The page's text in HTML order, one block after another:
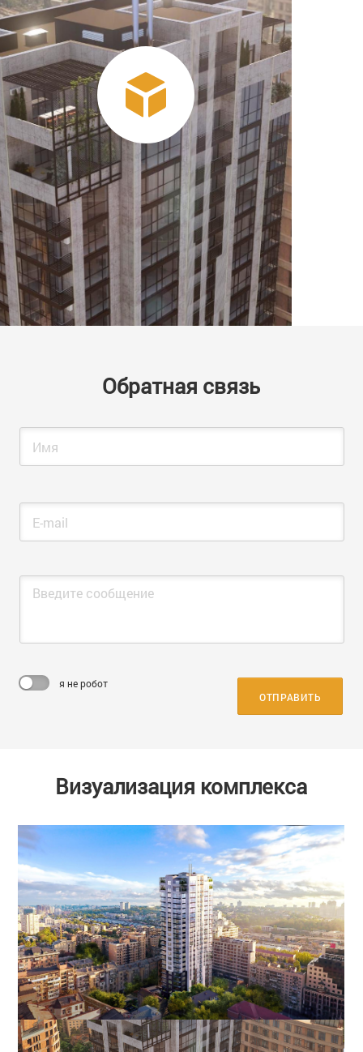
Обратная связь
я не робот
ОТПРАВИТЬ
Визуализация комплекса